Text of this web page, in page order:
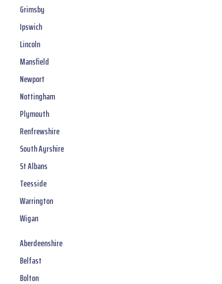
Grimsby
Ipswich
Lincoln
Mansfield
Newport
Nottingham
Plymouth
Renfrewshire
South Ayrshire
St Albans
Teesside
Warrington
Wigan
Aberdeenshire
Belfast
Bolton